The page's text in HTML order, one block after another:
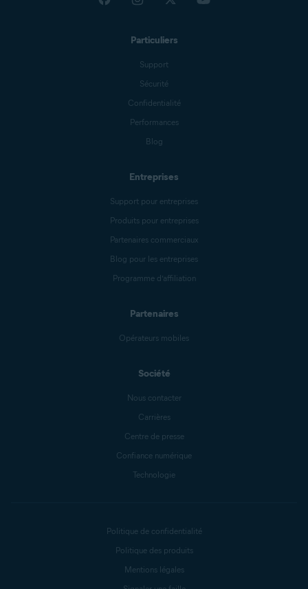
Particuliers
Support
Sécurité
Confidentialité
Performances
Blog
Entreprises
Support pour entreprises
Produits pour entreprises
Partenaires commerciaux
Blog pour les entreprises
Programme d’affiliation
Partenaires
Opérateurs mobiles
Société
Nous contacter
Carrières
Centre de presse
Confiance numérique
Technologie
Politique de confidentialité
Politique des produits
Mentions légales